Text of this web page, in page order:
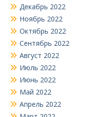
Декабрь 2022
Ноябрь 2022
Октябрь 2022
Сентябрь 2022
Август 2022
Июль 2022
Июнь 2022
Май 2022
Апрель 2022